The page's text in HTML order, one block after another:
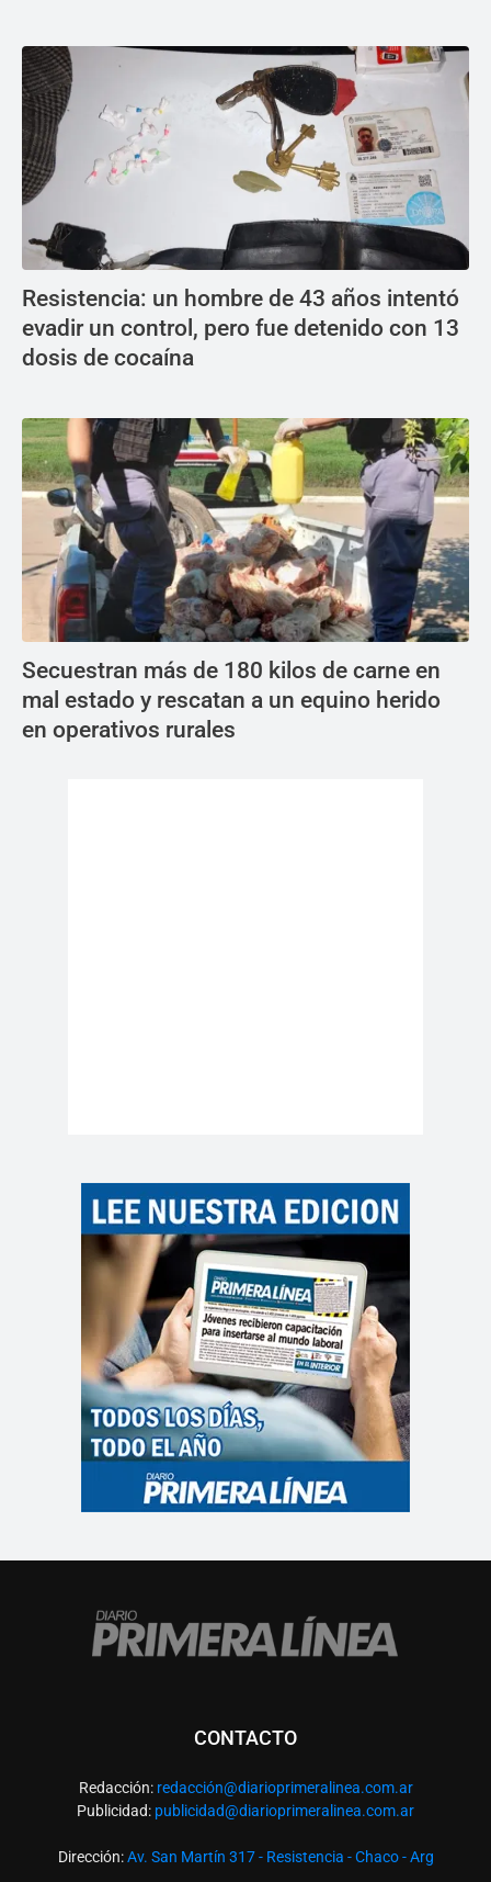
Resistencia: un hombre de 43 años intentó
evadir un control, pero fue detenido con 13
dosis de cocaína
Secuestran más de 180 kilos de carne en
mal estado y rescatan a un equino herido
en operativos rurales
CONTACTO
Redacción: redacción@diarioprimeralinea.com.ar
Publicidad: publicidad@diarioprimeralinea.com.ar
Dirección:Av. San Martín 317 - Resistencia - Chaco - Arg